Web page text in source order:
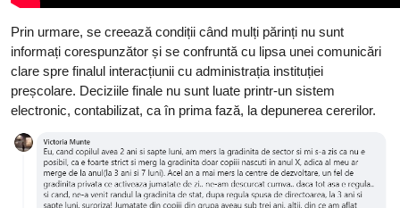
Prin urmare, se creează condiții când mulți părinți nu sunt
informați corespunzător și se confruntă cu lipsa unei comunicări
clare spre finalul interacțiunii cu administrația instituției
preșcolare. Deciziile finale nu sunt luate printr-un sistem
electronic, contabilizat, ca în prima fază, la depunerea cererilor.